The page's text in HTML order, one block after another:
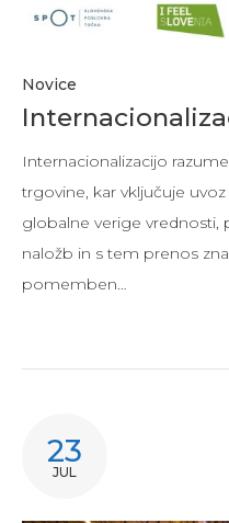
Novice
Internacionalizacijo
trgovine, kar vključuje
globalne verige vrednosti,
naložb in s tem prenos
pomemben…
23
JUL